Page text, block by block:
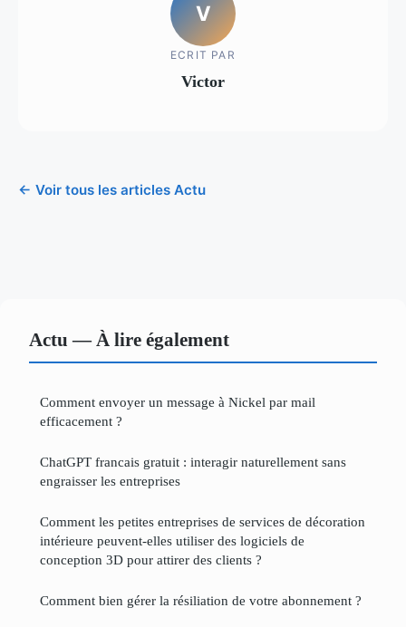
V
ECRIT PAR
Victor
← Voir tous les articles Actu
Actu — À lire également
Comment envoyer un message à Nickel par mail
efficacement ?
ChatGPT francais gratuit : interagir naturellement sans
engraisser les entreprises
Comment les petites entreprises de services de décoration
intérieure peuvent-elles utiliser des logiciels de
conception 3D pour attirer des clients ?
Comment bien gérer la résiliation de votre abonnement ?